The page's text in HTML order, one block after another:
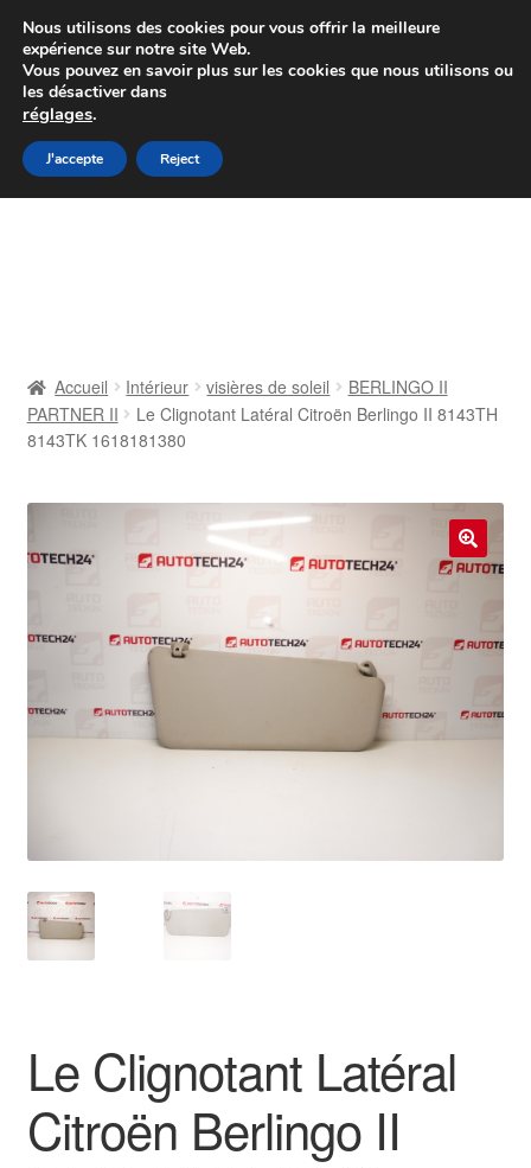
Colissimo livraison à partir de 7 EUR
Du lundi au vendredi de 9 h à 16 h
Aller
à
Aller
au
Contact
Livraison internationale
Panier
Politique de confidentialité
Procédure de Réclamation
Accueil Intérieur visières de soleil
BERLINGO II
PARTNER II
Le Clignotant Latéral Citroën Berlingo II 8143TH
8143TK 1618181380
🔍
Le Clignotant Latéral
Citroën Berlingo II
Nous utilisons des cookies pour vous offrir la meilleure
expérience sur notre site Web.
Vous pouvez en savoir plus sur les cookies que nous utilisons ou
les désactiver dans
réglages.
J'accepte Reject